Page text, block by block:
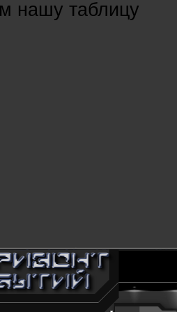
нашу таблицу